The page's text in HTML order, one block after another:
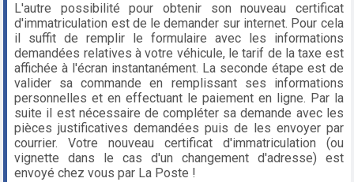
L'autre possibilité pour obtenir son nouveau certificat
d'immatriculation est de le demander sur internet. Pour cela
il suffit de remplir le formulaire avec les informations
demandées relatives à votre véhicule, le tarif de la taxe est
affichée à l'écran instantanément. La seconde étape est de
valider sa commande en remplissant ses informations
personnelles et en effectuant le paiement en ligne. Par la
suite il est nécessaire de compléter sa demande avec les
pièces justificatives demandées puis de les envoyer par
courrier. Votre nouveau certificat d'immatriculation (ou
vignette dans le cas d'un changement d'adresse) est
envoyé chez vous par La Poste !